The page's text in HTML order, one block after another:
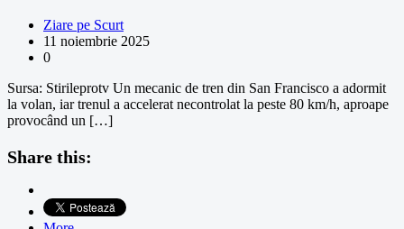
Ziare pe Scurt
11 noiembrie 2025
0
Sursa: Stirileprotv Un mecanic de tren din San Francisco a adormit
la volan, iar trenul a accelerat necontrolat la peste 80 km/h, aproape
provocând un […]
Share this: